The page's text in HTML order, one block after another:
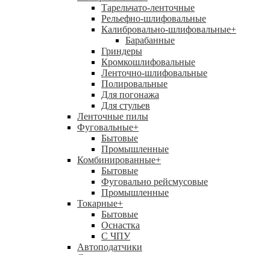
Тарельчато-ленточные
Рельефно-шлифовальные
Калибровально-шлифовальные+
Барабанные
Гриндеры
Кромкошлифовальные
Ленточно-шлифовальные
Полировальные
Для погонажа
Для стульев
Ленточные пилы
Фуговальные+
Бытовые
Промышленные
Комбинированные+
Бытовые
Фуговально рейсмусовые
Промышленные
Токарные+
Бытовые
Оснастка
С ЧПУ
Автоподатчики